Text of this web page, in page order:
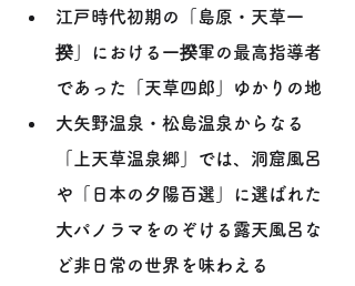
江戸時代初期の「島原・天草一
揆」における一揆軍の最高指導者
であった「天草四郎」ゆかりの地
大矢野温泉・松島温泉からなる
「上天草温泉郷」では、洞窟風呂
や「日本の夕陽百選」に選ばれた
大パノラマをのぞける露天風呂な
ど非日常の世界を味わえる